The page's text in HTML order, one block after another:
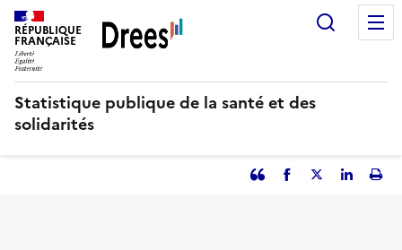
Aller
au
contenu
principal
RÉPUBLIQUE
FRANÇAISE
Statistique publique de la santé et des
solidarités
PartagerFacebook
Partager
Partager